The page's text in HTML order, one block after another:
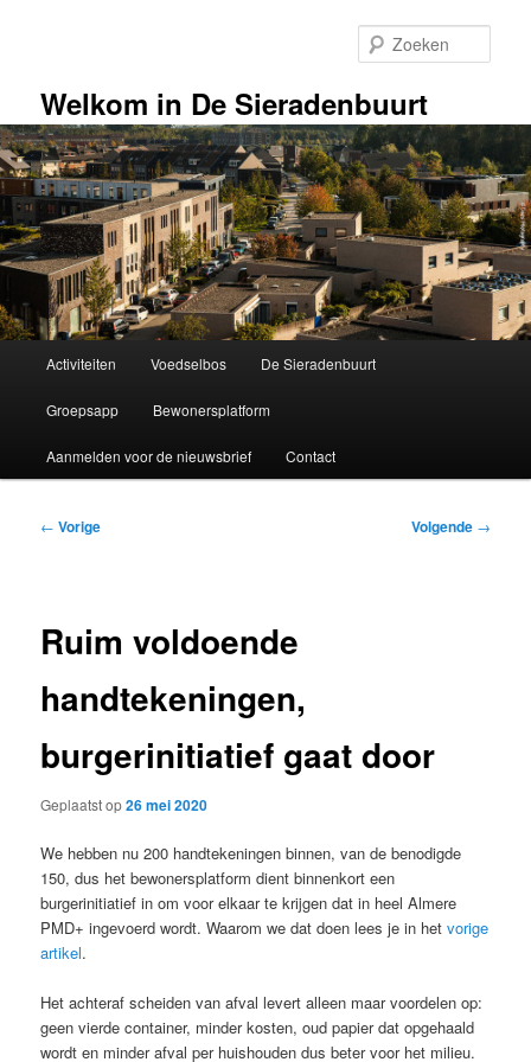
inhoudWelkom in De Sieradenbuurt
Activiteiten Voedselbos De Sieradenbuurt
Groepsapp Bewonersplatform
Aanmelden voor de nieuwsbrief Contact
Bericht
← Vorige Volgende →
Ruim voldoende
handtekeningen,
burgerinitiatief gaat door
Geplaatst op26 mei 2020
We hebben nu 200 handtekeningen binnen, van de benodigde
150, dus het bewonersplatform dient binnenkort een
burgerinitiatief in om voor elkaar te krijgen dat in heel Almere
PMD+ ingevoerd wordt. Waarom we dat doen lees je in hetvorige
artikel.
Het achteraf scheiden van afval levert alleen maar voordelen op:
geen vierde container, minder kosten, oud papier dat opgehaald
wordt en minder afval per huishouden dus beter voor het milieu.